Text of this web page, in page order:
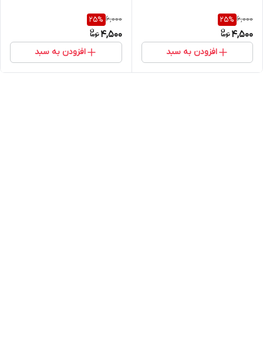
6,000
25%
4,500
افزودن به سبد
6,000
25%
4,500
افزودن به سبد